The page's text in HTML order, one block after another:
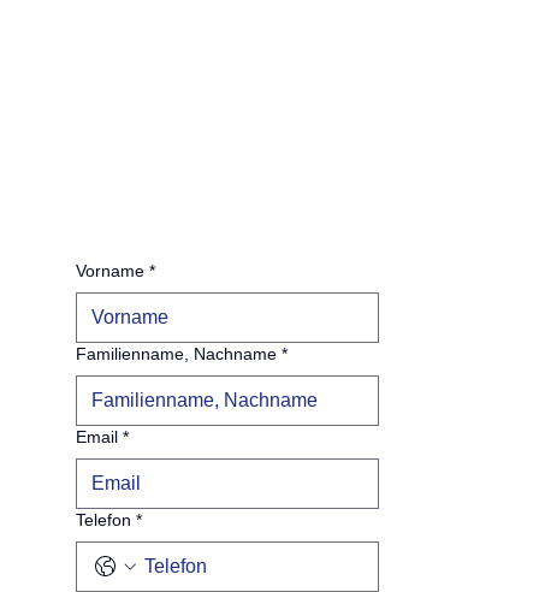
Vorname *
Familienname, Nachname *
Email *
Telefon *